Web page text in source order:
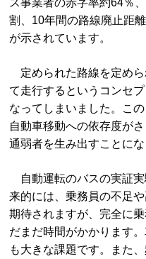
ス事業者の赤字率約64％
割、10年間の路線廃止距
が示されています。
定められた路線を定めら
て走行するというコンセ
なってしまいました。こ
自動車移動への依存度が
通弱者を生み出すことにな
自動運転のバスの実証
来的には、乗務員の不足
期待されますが、完全に
だまだ時間がかかります
も大きな課題です。また